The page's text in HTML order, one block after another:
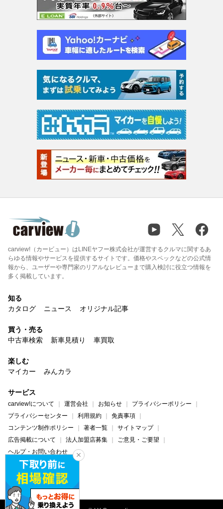
carview!（カービュー）はLINEヤフー株式会社が運営するクルマに関するあ
らゆる情報やサービスを提供するサイトです。価格やスペックなどの公式情
報から、ユーザーや専門家のリアルなレビューまで購入検討に役立つ情報を
多く掲載しています。
知る
カタログ
ニュース オリジナル記事
買う・売る
中古車検索
新車見積り 車買取
楽しむ
マイカー
みんカラ
サービス
carview!について 運営会社 お知らせ
プライバシーポリシー
プライバシーセンター
利用規約
免責事項
コンテンツ制作ポリシー
著者一覧
サイトマップ
広告掲載について
法人加盟店募集
ご意見・ご要望
ヘルプ・お問い合わせ
carview! Yahoo! JAPAN